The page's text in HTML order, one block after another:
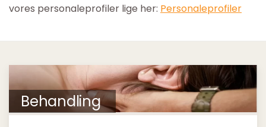
vores personaleprofiler lige her: Personaleprofiler
Behandling